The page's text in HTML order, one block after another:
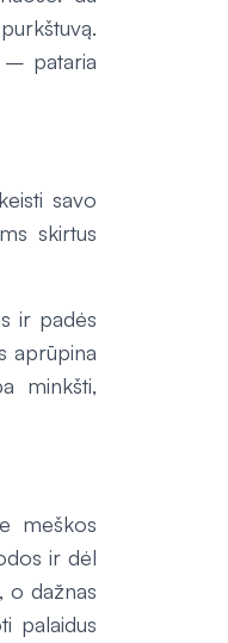
– pataria
savo
skirtus
ir padės
aprūpina
minkšti,
meškos
ir dėl
o dažnas
palaidus